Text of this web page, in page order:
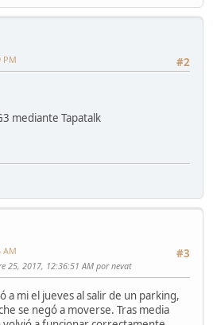
#2
PM
mediante Tapatalk
#3
AM
25, 2017, 12:36:51 AM por nevat
a mi el jueves al salir de un parking,
se negó a moverse. Tras media